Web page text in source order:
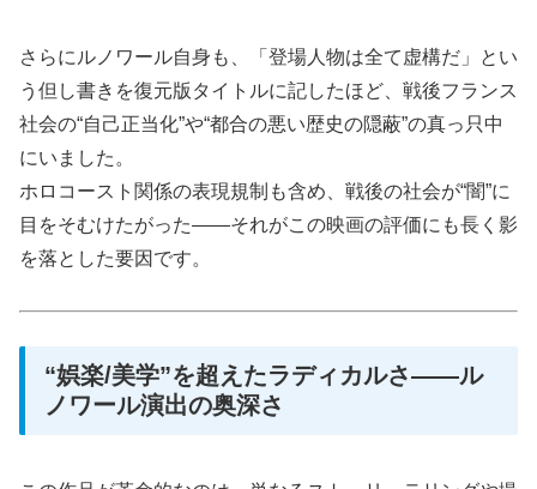
さらにルノワール自身も、「登場人物は全て虚構だ」とい
う但し書きを復元版タイトルに記したほど、戦後フランス
社会の“自己正当化”や“都合の悪い歴史の隠蔽”の真っ只中
にいました。
ホロコースト関係の表現規制も含め、戦後の社会が“闇”に
目をそむけたがった――それがこの映画の評価にも長く影
を落とした要因です。
“娯楽/美学”を超えたラディカルさ――ル
ノワール演出の奥深さ